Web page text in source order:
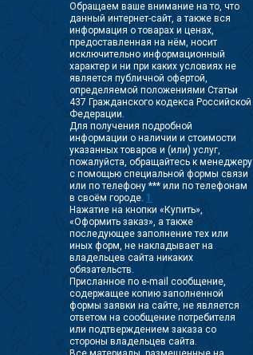
Обращаем ваше внимание на то, что
данный интернет-сайт, а также вся
информация о товарах и ценах,
предоставленная на нём, носит
исключительно информационный
характер и ни при каких условиях не
является публичной офертой,
определяемой положениями Статьи
437 Гражданского кодекса Российской
Федерации.
Для получения подробной
информации о наличии и стоимости
указанных товаров и (или) услуг,
пожалуйста, обращайтесь к менеджеру
с помощью специальной формы связи
или по телефону *** или по телефонам
в своём городе. 1
Нажатие на кнопки «Купить»,
«Оформить заказ», а также
последующее заполнение тех или
иных форм, не накладывает на
владельцев сайта никаких
обязательств.
Присланное по e-mail сообщение,
содержащее копию заполненной
формы заявки на сайте, не является
ответом на сообщение потребителя
или подтверждением заказа со
стороны владельцев сайта.